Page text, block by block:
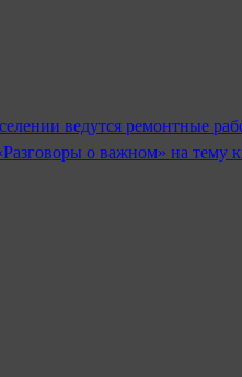
ведутся ремонтные
о важном» на тему